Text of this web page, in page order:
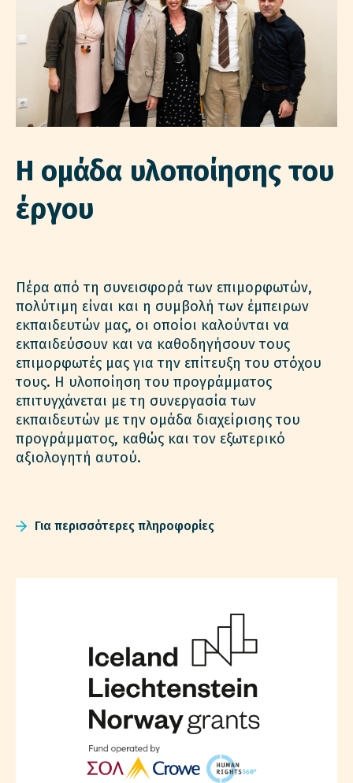
Η ομάδα υλοποίησης του
έργου
Πέρα από τη συνεισφορά των επιμορφωτών,
πολύτιμη είναι και η συμβολή των έμπειρων
εκπαιδευτών μας, οι οποίοι καλούνται να
εκπαιδεύσουν και να καθοδηγήσουν τους
επιμορφωτές μας για την επίτευξη του στόχου
τους. Η υλοποίηση του προγράμματος
επιτυγχάνεται με τη συνεργασία των
εκπαιδευτών με την ομάδα διαχείρισης του
προγράμματος, καθώς και τον εξωτερικό
αξιολογητή αυτού.
Για περισσότερες πληροφορίες